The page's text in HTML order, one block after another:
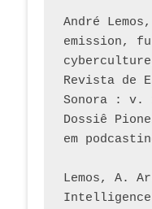
André
emission,
Revista de
Sonora : v.
Dossiê
em
Lemos, A.